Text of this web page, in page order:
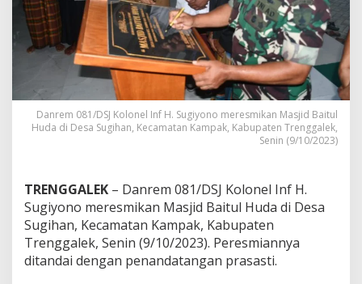
u
l
H
u
d
r
e
a
l
e
k
,
a
Danrem 081/DSJ Kolonel Inf H. Sugiyono meresmikan Masjid Baitul
Huda di Desa Sugihan, Kecamatan Kampak, Kabupaten Trenggalek,
Senin (9/10/2023)
TRENGGALEK – Danrem 081/DSJ Kolonel Inf H.
Sugiyono meresmikan Masjid Baitul Huda di Desa
Sugihan, Kecamatan Kampak, Kabupaten
Trenggalek, Senin (9/10/2023). Peresmiannya
ditandai dengan penandatangan prasasti.